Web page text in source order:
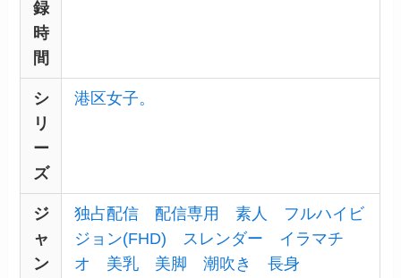
録
時
間
シ
リ
ー
ズ
港区女子。
ジ
ャ
ン
独占配信 配信専用 素人
フルハイビ
ジョン(FHD)
スレンダー
イラマチ
オ
美乳 美脚 潮吹き 長身